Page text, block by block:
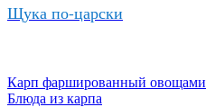
Щука по-царски
Карп фаршированный овощами
Блюда из карпа